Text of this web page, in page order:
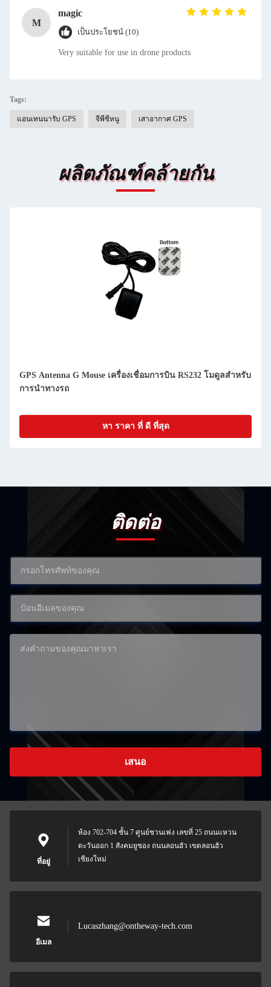
M
magic
เป็นประโยชน์ (10)
Very suitable for use in drone products
Tags:
แอนเทนนารับ GPS จีพีซีหนู เสาอากาศ GPS
ผลิตภัณฑ์คล้ายกัน
GPS Antenna G Mouse เครื่องเชื่อมการบิน RS232 โมดูลสําหรับ
การนําทางรถ
หา ราคา ที่ ดี ที่สุด
ติดต่อ
เสนอ
ที่อยู่
ห้อง 702-704 ชั้น 7 ศูนย์ชวนเฟง เลขที่ 25 ถนนแหวน
ตะวันออก 1 สังคมยูซอง ถนนลอนฮัว เขตลอนฮัว
เชียงใหม่
อีเมล
Lucaszhang@ontheway-tech.com